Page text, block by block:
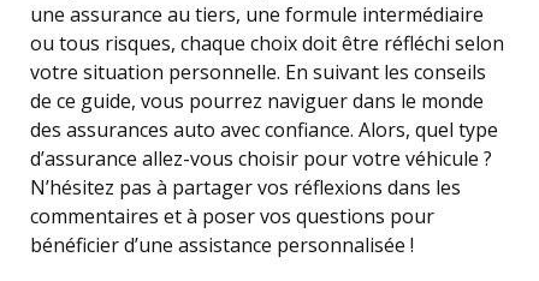
une assurance au tiers, une formule intermédiaire
ou tous risques, chaque choix doit être réfléchi selon
votre situation personnelle. En suivant les conseils
de ce guide, vous pourrez naviguer dans le monde
des assurances auto avec confiance. Alors, quel type
d’assurance allez-vous choisir pour votre véhicule ?
N’hésitez pas à partager vos réflexions dans les
commentaires et à poser vos questions pour
bénéficier d’une assistance personnalisée !